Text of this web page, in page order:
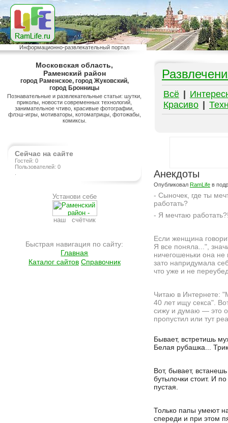
Информационно-развлекательный портал
Московская область,
Раменский район
город Раменское, город Жуковский,
город Бронницы
Познавательные и развлекательные статьи: шутки,
приколы, новости современных технологий,
занимательное чтиво, красивые фотографии,
флэш-игры, мотиваторы, котоматрицы, фотожабы,
комиксы.
Сейчас на сайте
Гостей: 0
Пользователей: 0
Установи себе
наш счётчик
Быстрая навигация по сайту:
Главная
Каталог сайтов Справочник
Всё
Красиво
Анекдоты
Опубликовал RamLife в
- Сыночек, где ты
работать?
- Я мечтаю
Если женщина
Я все поняла...",
ничегошеньки она не
зато напридумала
что уже и не
Читаю в Интернете:
40 лет ищу cекcа".
сижу и думаю — это
пропустил или тут
Бывает, встретишь
Белая рубашка...
Вот, бывает,
бутылочки стоит. И
пустая.
Только папы умеют
спереди и при этом